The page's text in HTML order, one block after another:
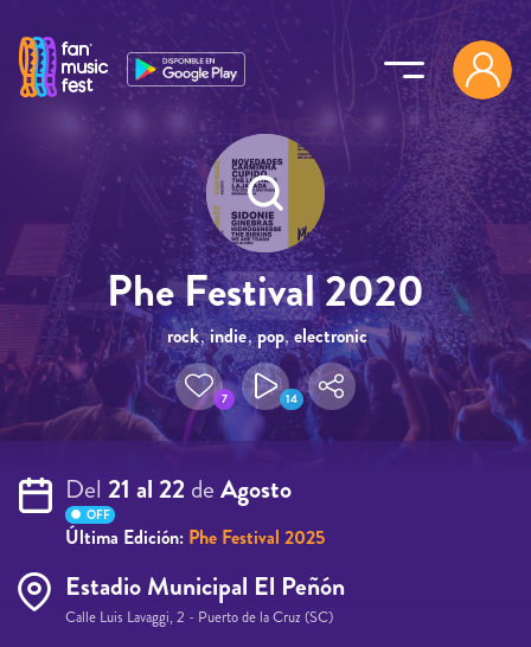
Phe Festival 2020
rock,indie,pop,electronic
7 14
Del 21 al 22 deAgosto
OFF
Última Edición: Phe Festival 2025
Estadio Municipal El Peñón
Calle Luis Lavaggi, 2 - Puerto de la Cruz (SC)